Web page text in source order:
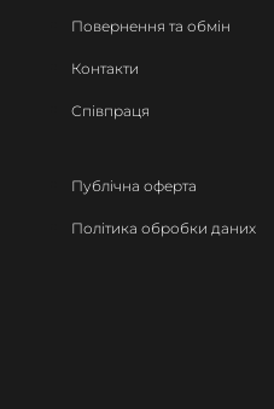
Повернення та обмін
Контакти
Співпраця
Публічна оферта
Політика обробки даних